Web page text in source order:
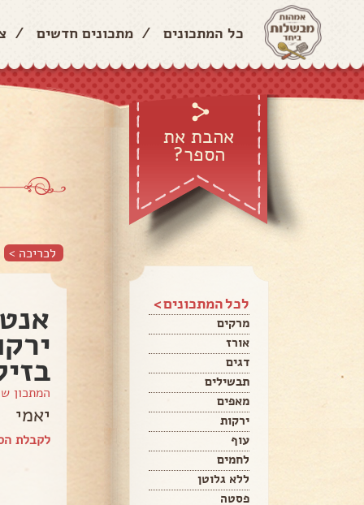
כל המתכונים / מתכונים חדשים /
אהבת את
הספר?
לכל המתכונים >
מרקים
אורז
דגים
תבשילים
מאפים
ירקות
עוף
לחמים
ללא גלוטן
פסטה
לכריכה >
המתכון
יאמי
לקבלת